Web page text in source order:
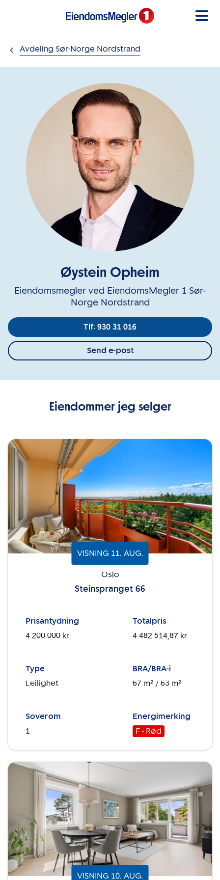
Avdeling Sør-Norge Nordstrand
Øystein Opheim
Eiendomsmegler ved EiendomsMegler 1 Sør-
Norge Nordstrand
Tlf: 930 31 016
Send e-post
Eiendommer jeg selger
VISNING 11. AUG.
Oslo
Steinspranget 66
Prisantydning
4 200 000 kr
Totalpris
4 482 514,87 kr
Type
Leilighet
BRA/BRA-i
67 m² / 63 m²
Soverom
1
Energimerking
F - Rød
VISNING 10. AUG.